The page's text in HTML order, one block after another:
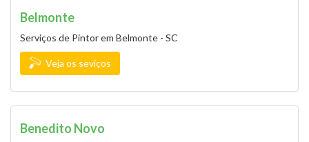
Belmonte
Serviços de Pintor em Belmonte - SC
Veja os seviços
Benedito Novo